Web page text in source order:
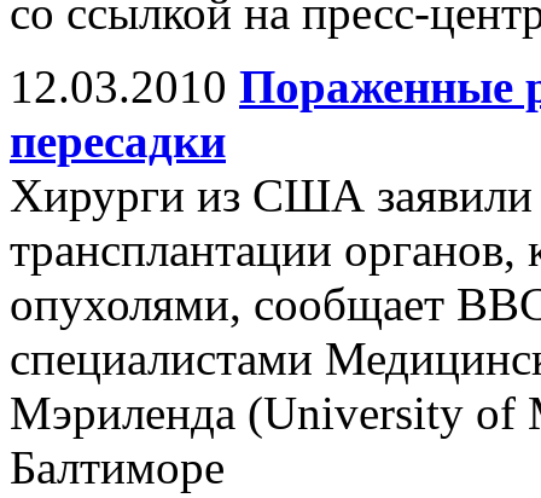
со ссылкой на пресс-
12.03.2010 Пораженные
пересадки
Хирурги из США заявили
трансплантации
опухолями, сообщает
специалистами
Мэриленда (University of
Балтиморе